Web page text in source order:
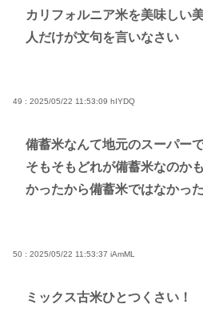
カリフォルニア米を美味しい
人だけが文句を言いなさい
49 : 2025/05/22 11:53:09 hIYDQ
備蓄米なんて地元のスーパー
そもそもどれが備蓄米なのか
かったから備蓄米ではなかっ
50 : 2025/05/22 11:53:37 iAmML
ミックス古米ひとつくさい！